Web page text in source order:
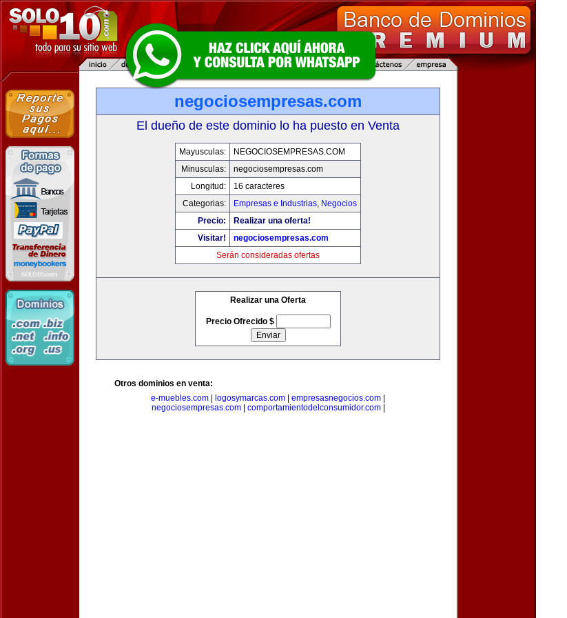
negociosempresas.com
El dueño de este dominio lo ha puesto en Venta
Mayusculas:
NEGOCIOSEMPRESAS.COM
Minusculas:
negociosempresas.com
Longitud:
16 caracteres
Categorias:
Empresas e Industrias, Negocios
Precio:
Realizar una oferta!
Visitar!
negociosempresas.com
Serán consideradas ofertas
Realizar una Oferta
Precio Ofrecido $
Otros dominios en venta:
e-muebles.com
logosymarcas.com empresasnegocios.com
negociosempresas.com| comportamientodelconsumidor.com|